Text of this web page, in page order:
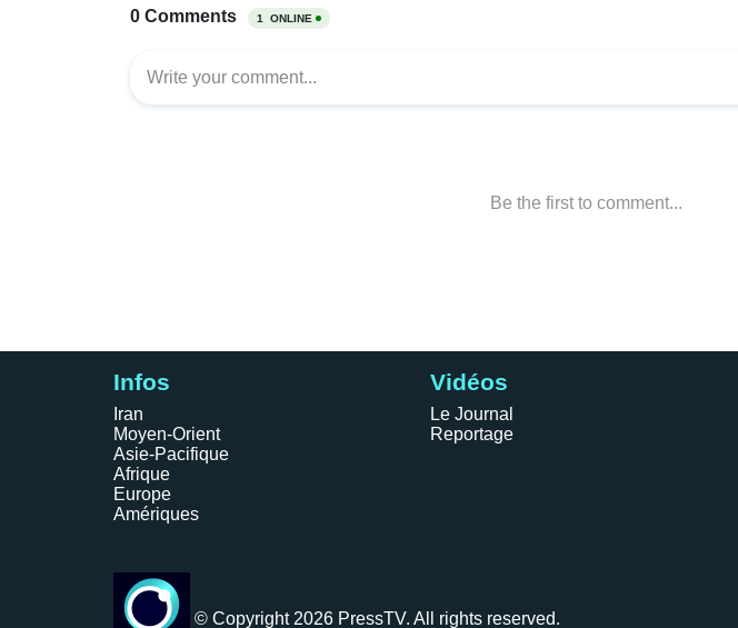
Infos
Iran
Moyen-Orient
Asie-Pacifique
Afrique
Europe
Amériques
Vidéos
Le Journal
Reportage
© Copyright 2026 PressTV. All rights reserved.